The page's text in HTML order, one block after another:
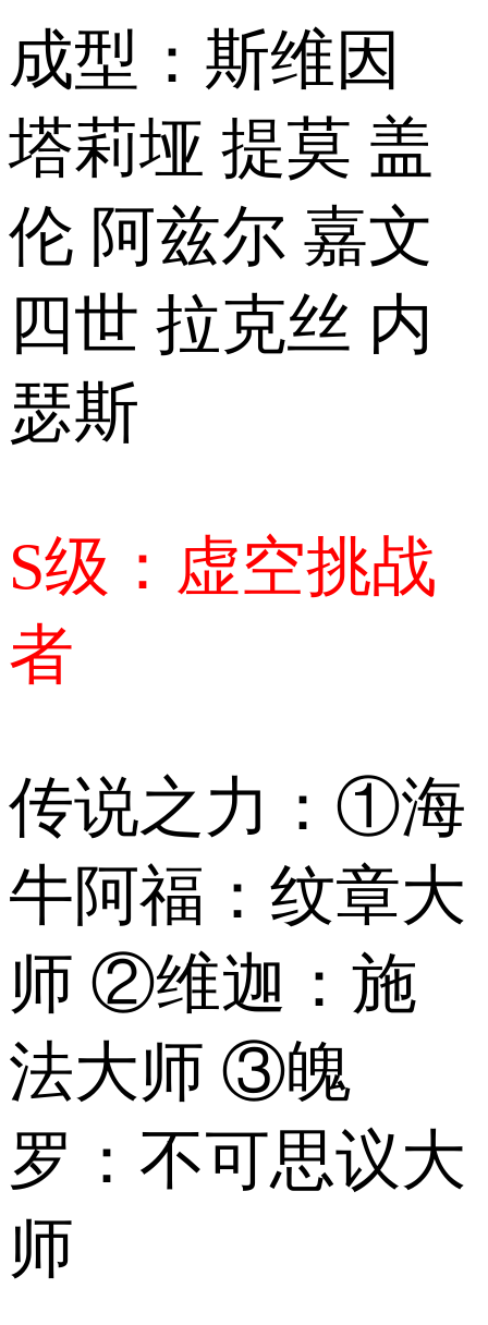
成型：斯维因
塔莉垭 提莫 盖
伦 阿兹尔 嘉文
四世 拉克丝 内
瑟斯
S级：虚空挑战
者
传说之力：①海
牛阿福：纹章大
师 ②维迦：施
法大师 ③魄
罗：不可思议大
师